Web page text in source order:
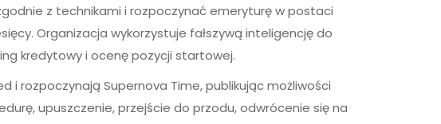
z technikami i rozpoczynać emeryturę w postaci
Organizacja wykorzystuje fałszywą inteligencję do
kredytowy i ocenę pozycji startowej.
i rozpoczynają Supernova Time, publikując możliwości
upuszczenie, przejście do przodu, odwrócenie się na